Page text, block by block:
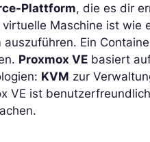
Plattform, die es dir
Maschine ist wie
Ein
Proxmox VE basiert
KVM zur
VE ist